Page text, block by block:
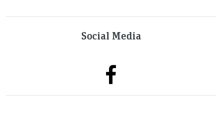
Social Media